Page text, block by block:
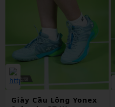
Giày Cầu Lông Yonex